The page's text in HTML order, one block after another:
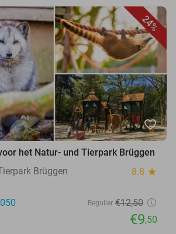
24%
favorite_border
het Natur- und Tierpark Brüggen
Brüggen
8.8 star
Regulier €12,50
€9,50